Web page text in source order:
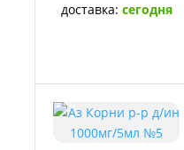
доставка: сегодня